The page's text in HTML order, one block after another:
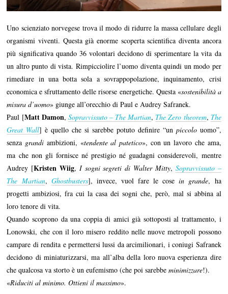
Uno scienziato norvegese trova il modo di ridurre la massa cellulare degli
organismi viventi. Questa già enorme scoperta scientifica diventa ancora
più significativa quando 36 volontari decidono di sperimentare la vita da
un altro punto di vista. Rimpicciolire l’uomo diventa quindi un modo per
rimediare in una botta sola a sovrappopolazione, inquinamento, crisi
economica e sfruttamento delle risorse energetiche. Questa «sostenibilità a
misura d’uomo» giunge all’orecchio di Paul e Audrey Safranek.
Paul [Matt Damon, Sopravvissuto – The Martian, The Zero theorem, The
Great Wall] è quello che si sarebbe potuto definire “un piccolouomo”,
senza grandi ambizioni, «tendente al patetico», con un lavoro che ama,
ma che non gli fornisce né prestigio né guadagni considerevoli, mentre
Audrey [Kristen Wiig, I sogni segreti di Walter Mitty, Sopravvissuto –
The Martian, Ghostbusters], invece, vuol fare le cosein grande, ha
progetti ambiziosi, fra cui la casa dei sogni che, però, mal si abbina al
loro tenore di vita.
Quando scoprono da una coppia di amici già sottoposti al trattamento, i
Lonowski, che con il loro misero reddito nelle nuove metropoli possono
campare di rendita e permettersi lussi da arcimilionari, i coniugi Safranek
decidono di miniaturizzarsi, ma all’alba della loro nuova esperienza dire
che qualcosa va storto è un eufemismo (che poi sarebbeminimizzare!).
«Riduciti al minimo. Ottieni il massimo».